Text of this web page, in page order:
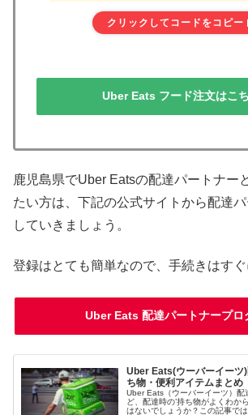
クリックしてコードをコピー
Uber Eats フード注文はこ
鹿児島県でUber Eatsの配達パートナー
たい方は、下記の公式サイトから配達
していきましょう。
登録はとても簡単なので、手続きはすぐ
Uber Eats 配達パートナープロ
Uber Eats(ウーバーイーツ
ち物・便利アイテムまとめ
Uber Eats（ウーバーイーツ）配
ど、配達時の’持ち物がよくわか
はないでしょうか？この記事で